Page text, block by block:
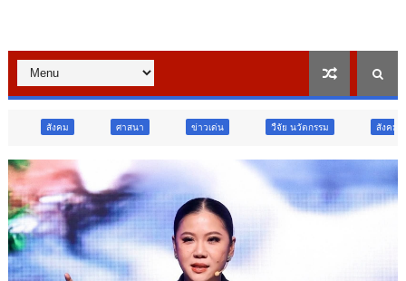
ศาสนา ข่าวเด่น วืจัย นวัตกรรม สังคม สังคม